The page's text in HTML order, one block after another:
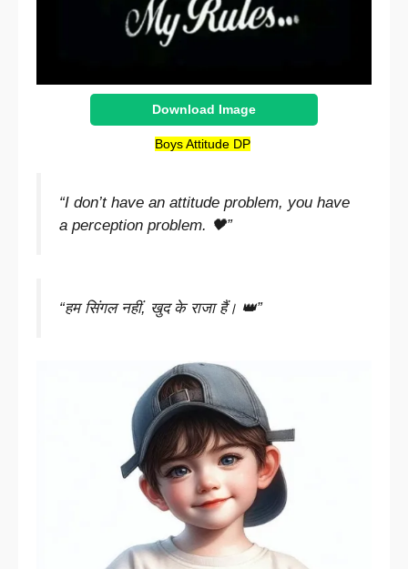
Download Image
Boys Attitude DP
“I don’t have an attitude problem, you have
a perception problem. 🖤”
“हम सिंगल नहीं, खुद के राजा हैं। 👑”